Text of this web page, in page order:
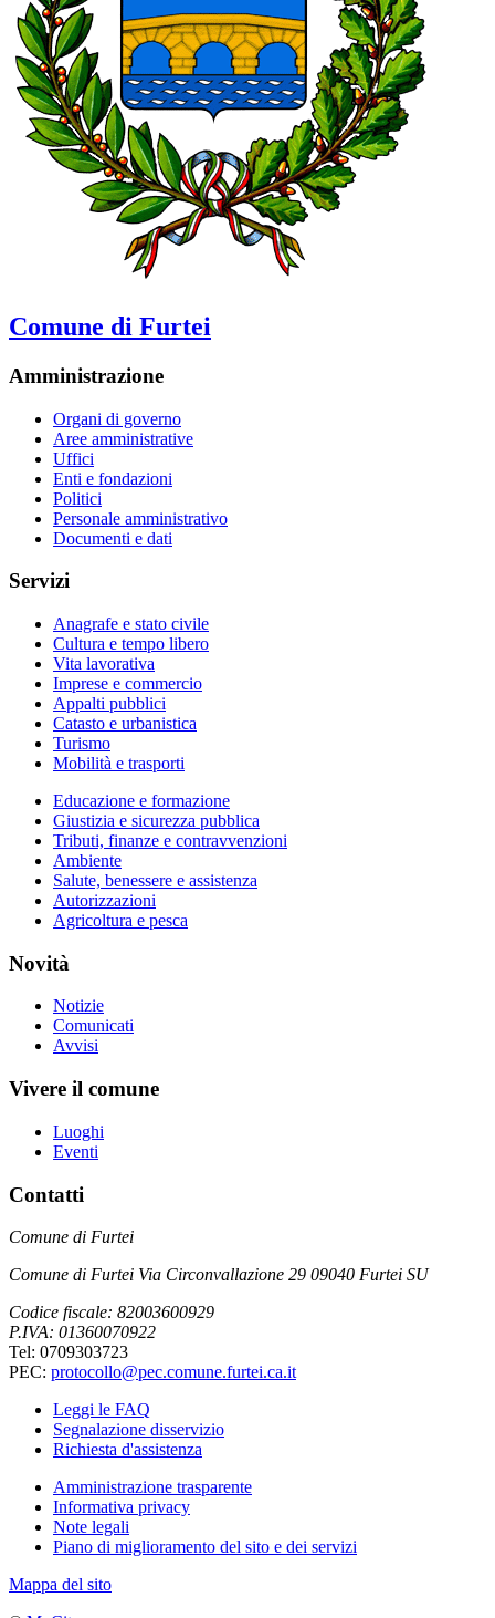
Comune di Furtei
Amministrazione
Organi di governo
Aree amministrative
Uffici
Enti e fondazioni
Politici
Personale amministrativo
Documenti e dati
Servizi
Anagrafe e stato civile
Cultura e tempo libero
Vita lavorativa
Imprese e commercio
Appalti pubblici
Catasto e urbanistica
Turismo
Mobilità e trasporti
Educazione e formazione
Giustizia e sicurezza pubblica
Tributi, finanze e contravvenzioni
Ambiente
Salute, benessere e assistenza
Autorizzazioni
Agricoltura e pesca
Novità
Notizie
Comunicati
Avvisi
Vivere il comune
Luoghi
Eventi
Contatti
Comune di Furtei
Comune di Furtei Via Circonvallazione 29 09040 Furtei SU
Codice fiscale: 82003600929
P.IVA: 01360070922
Tel: 0709303723
PEC: protocollo@pec.comune.furtei.ca.it
Leggi le FAQ
Segnalazione disservizio
Richiesta d'assistenza
Amministrazione trasparente
Informativa privacy
Note legali
Piano di miglioramento del sito e dei servizi
Mappa del sito